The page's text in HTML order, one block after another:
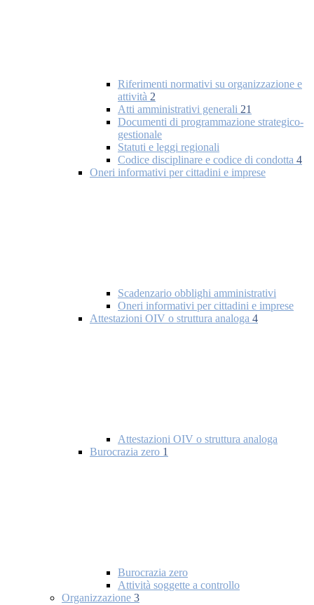
Riferimenti normativi su organizzazione e
attività 2
Atti amministrativi generali 21
Documenti di programmazione strategico-
gestionale
Statuti e leggi regionali
Codice disciplinare e codice di condotta 4
Oneri informativi per cittadini e imprese
Scadenzario obblighi amministrativi
Oneri informativi per cittadini e imprese
Attestazioni OIV o struttura analoga 4
Attestazioni OIV o struttura analoga
Burocrazia zero 1
Burocrazia zero
Attività soggette a controllo
Organizzazione 3